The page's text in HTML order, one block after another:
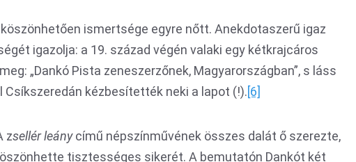
ismertsége egyre nőtt. Anekdotaszerű igaz
igazolja: a 19. század végén valaki egy kétkrajcáros
„Dankó Pista zeneszerzőnek, Magyarországban”, s láss
Csíkszeredán kézbesítették neki a lapot (!).[6]
zsellér leánycímű népszínművének összes dalát ő szerezte,
tisztességes sikerét. A bemutatón Dankót két